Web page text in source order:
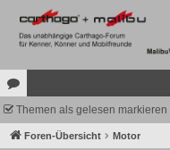
or
en
Themen als gelesen markieren
Foren-Übersicht Motor